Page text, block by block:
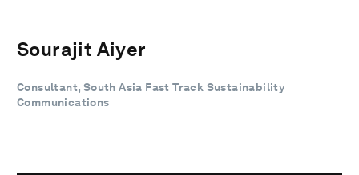
Sourajit Aiyer
Consultant, South Asia Fast Track Sustainability
Communications